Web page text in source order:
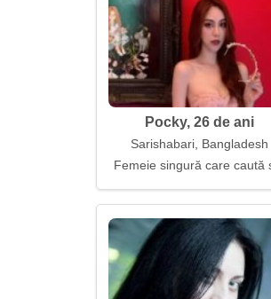
Pocky, 26 de ani
Sarishabari, Bangladesh
Femeie singură care caută